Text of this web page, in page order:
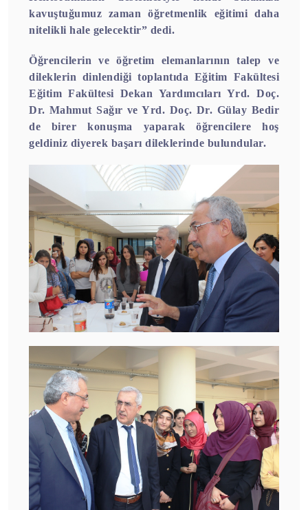
kavuştuğumuz zaman öğretmenlik eğitimi daha
nitelikli hale gelecektir” dedi.
Öğrencilerin ve öğretim elemanlarının talep ve
dileklerin dinlendiği toplantıda Eğitim Fakültesi
Eğitim Fakültesi Dekan Yardımcıları Yrd. Doç.
Dr. Mahmut Sağır ve Yrd. Doç. Dr. Gülay Bedir
de birer konuşma yaparak öğrencilere hoş
geldiniz diyerek başarı dileklerinde bulundular.